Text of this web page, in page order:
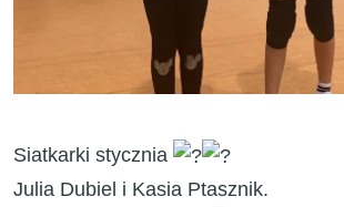
Siatkarki stycznia
Julia Dubiel i Kasia Ptasznik.